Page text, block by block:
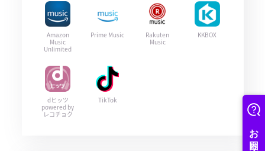
Amazon
Music
Unlimited
Prime Music
Rakuten
Music
KKBOX
dヒッツ
powered by
レコチョク
TikTok